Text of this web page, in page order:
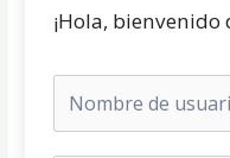
¡Hola, bienvenido